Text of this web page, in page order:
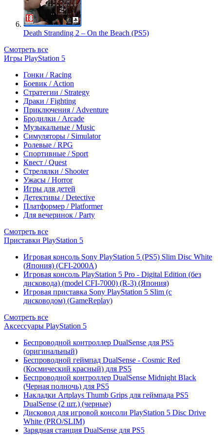
Death Stranding 2 – On the Beach (PS5)
Смотреть все
Игры PlayStation 5
Гонки / Racing
Боевик / Action
Стратегии / Strategy
Драки / Fighting
Приключения / Adventure
Бродилки / Arcade
Музыкальные / Music
Симуляторы / Simulator
Ролевые / RPG
Спортивные / Sport
Квест / Quest
Стрелялки / Shooter
Ужасы / Horror
Игры для детей
Детективы / Detective
Платформер / Platformer
Для вечеринок / Party
Смотреть все
Приставки PlayStation 5
Игровая консоль Sony PlayStation 5 (PS5) Slim Disc White
(Япония) (CFI-2000A)
Игровая консоль PlayStation 5 Pro - Digital Edition (без
дисковода) (model CFI-7000) (R-3) (Япония)
Игровая приставка Sony PlayStation 5 Slim (с
дисководом) (GameReplay)
Смотреть все
Аксессуары PlayStation 5
Беспроводной контроллер DualSense для PS5
(оригинальный)
Беспроводной геймпад DualSense - Cosmic Red
(Космический красный) для PS5
Беспроводной контроллер DualSense Midnight Black
(Черная полночь) для PS5
Накладки Artplays Thumb Grips для геймпада PS5
DualSense (2 шт.) (черные)
Дисковод для игровой консоли PlayStation 5 Disc Drive
White (PRO/SLIM)
Зарядная станция DualSense для PS5